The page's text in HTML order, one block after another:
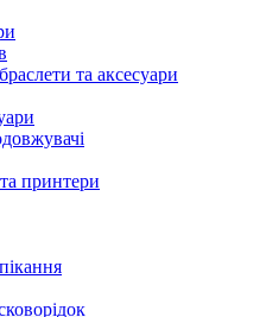
та аксесуари
принтери